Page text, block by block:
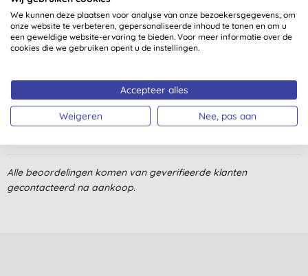
Klantbeoordelingen
Fijne, zachte gezichtsreiniger.
H. V. D. B., Dordrecht
Alle beoordelingen komen van geverifieerde klanten
gecontacteerd na aankoop.
We kunnen deze plaatsen voor analyse van onze bezoekersgegevens, om
onze website te verbeteren, gepersonaliseerde inhoud te tonen en om u
een geweldige website-ervaring te bieden. Voor meer informatie over de
cookies die we gebruiken opent u de instellingen.
Accepteer alles
Weigeren Nee, pas aan